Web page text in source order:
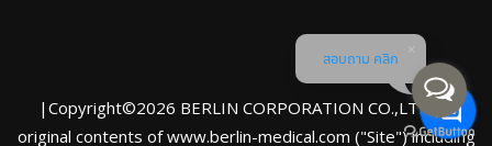
|Copyright©2026 BERLIN CORPORATION CO.,LTD. All
original contents of www.berlin-medical.com ("Site") including
สอบถาม คลิก